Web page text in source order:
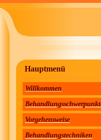
Hauptmenü
Willkommen
Vorgehensweise
Behandlungstechniken